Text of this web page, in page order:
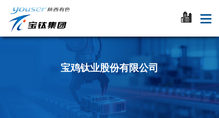
宝鸡钛业股份有限公司